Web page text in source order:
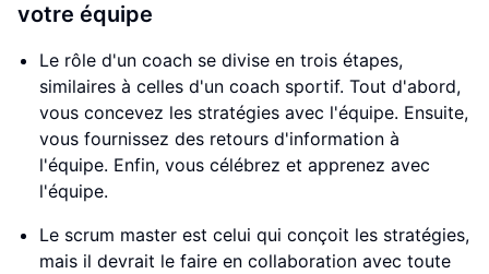
votre équipe
Le rôle d'un coach se divise en trois étapes,
similaires à celles d'un coach sportif. Tout d'abord,
vous concevez les stratégies avec l'équipe. Ensuite,
vous fournissez des retours d'information à
l'équipe. Enfin, vous célébrez et apprenez avec
l'équipe.
Le scrum master est celui qui conçoit les stratégies,
mais il devrait le faire en collaboration avec toute